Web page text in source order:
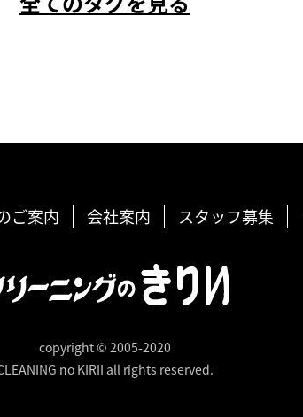
ご案内 会社案内 スタッフ募集
copyright © 2005-2020
no KIRII all rights reserved.